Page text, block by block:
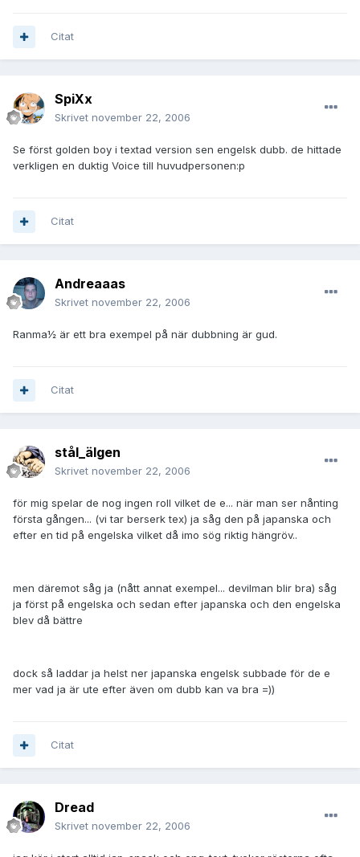
Citat
SpiXx
Skrivet november 22, 2006
Se först golden boy i textad version sen engelsk dubb. de hittade
verkligen en duktig Voice till huvudpersonen:p
Citat
Andreaaas
Skrivet november 22, 2006
Ranma½ är ett bra exempel på när dubbning är gud.
Citat
stål_älgen
Skrivet november 22, 2006
för mig spelar de nog ingen roll vilket de e... när man ser nånting
första gången... (vi tar berserk tex) ja såg den på japanska och
efter en tid på engelska vilket då imo sög riktig hängröv..
men däremot såg ja (nått annat exempel... devilman blir bra) såg
ja först på engelska och sedan efter japanska och den engelska
blev då bättre
dock så laddar ja helst ner japanska engelsk subbade för de e
mer vad ja är ute efter även om dubb kan va bra =))
Citat
Dread
Skrivet november 22, 2006